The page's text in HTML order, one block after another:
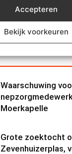
Accepteren
Bekijk voorkeuren
Waarschuwing
Moerkapelle
Grote zoektocht
Zevenhuizerplas,